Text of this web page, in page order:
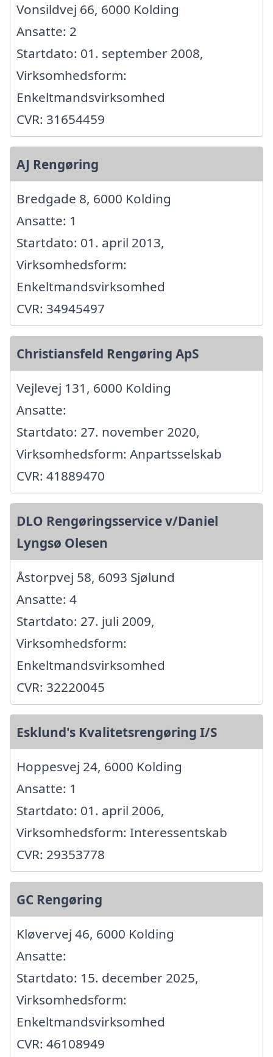
Vonsildvej 66, 6000 Kolding
Ansatte: 2
Startdato: 01. september 2008,
Virksomhedsform:
Enkeltmandsvirksomhed
CVR: 31654459
AJ Rengøring
Bredgade 8, 6000 Kolding
Ansatte: 1
Startdato: 01. april 2013,
Virksomhedsform:
Enkeltmandsvirksomhed
CVR: 34945497
Christiansfeld Rengøring ApS
Vejlevej 131, 6000 Kolding
Ansatte:
Startdato: 27. november 2020,
Virksomhedsform: Anpartsselskab
CVR: 41889470
DLO Rengøringsservice v/Daniel
Lyngsø Olesen
Åstorpvej 58, 6093 Sjølund
Ansatte: 4
Startdato: 27. juli 2009,
Virksomhedsform:
Enkeltmandsvirksomhed
CVR: 32220045
Esklund's Kvalitetsrengøring I/S
Hoppesvej 24, 6000 Kolding
Ansatte: 1
Startdato: 01. april 2006,
Virksomhedsform: Interessentskab
CVR: 29353778
GC Rengøring
Kløvervej 46, 6000 Kolding
Ansatte:
Startdato: 15. december 2025,
Virksomhedsform:
Enkeltmandsvirksomhed
CVR: 46108949